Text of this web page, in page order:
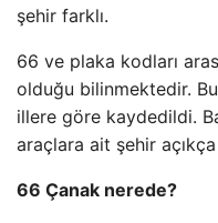
şehir farklı.
66 ve plaka kodları
olduğu bilinmektedir.
illere göre kaydedildi.
araçlara ait şehir
66 Çanak nerede?